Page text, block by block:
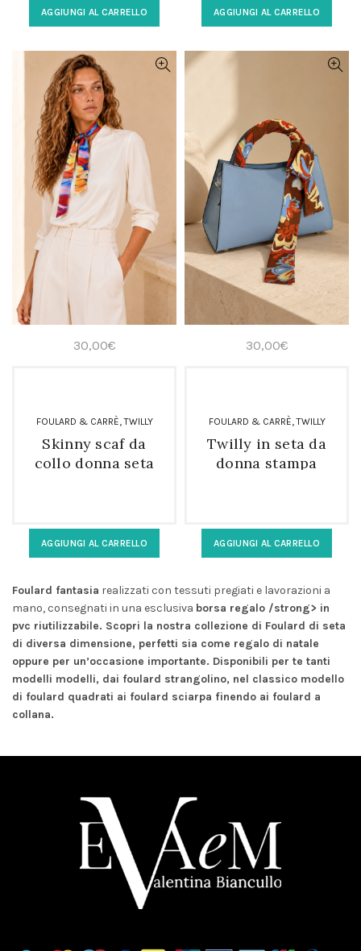
AGGIUNGI AL CARRELLO AGGIUNGI AL CARRELLO
30,00€
FOULARD & CARRÈ,TWILLY
Skinny scaf da
collo donna seta
AGGIUNGI AL CARRELLO
30,00€
FOULARD & CARRÈ,TWILLY
Twilly in seta da
donna stampa
AGGIUNGI AL CARRELLO
Foulard fantasia realizzati con tessuti pregiati e lavorazioni a
mano, consegnati in una esclusiva borsa regalo /strong> in
pvc riutilizzabile. Scopri la nostra collezione di Foulard di seta
di diversa dimensione, perfetti sia come regalo di natale
oppure per un’occasione importante. Disponibili per te tanti
modelli modelli, dai foulard strangolino, nel classico modello
di foulard quadrati ai foulard sciarpa finendo ai foulard a
collana.